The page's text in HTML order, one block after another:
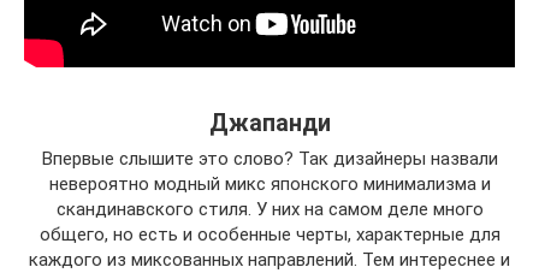
Джапанди
Впервые слышите это слово? Так дизайнеры назвали
невероятно модный микс японского минимализма и
скандинавского стиля. У них на самом деле много
общего, но есть и особенные черты, характерные для
каждого из миксованных направлений. Тем интереснее и